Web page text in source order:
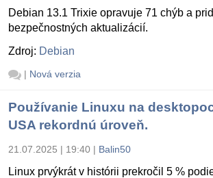
Debian 13.1 Trixie opravuje 71 chýb a
bezpečnostných aktualizácií.
Zdroj: Debian
| Nová verzia
Používanie Linuxu na
USA rekordnú úroveň.
21.07.2025 | 19:40 | Balin50
Linux prvýkrát v histórii prekročil 5 %